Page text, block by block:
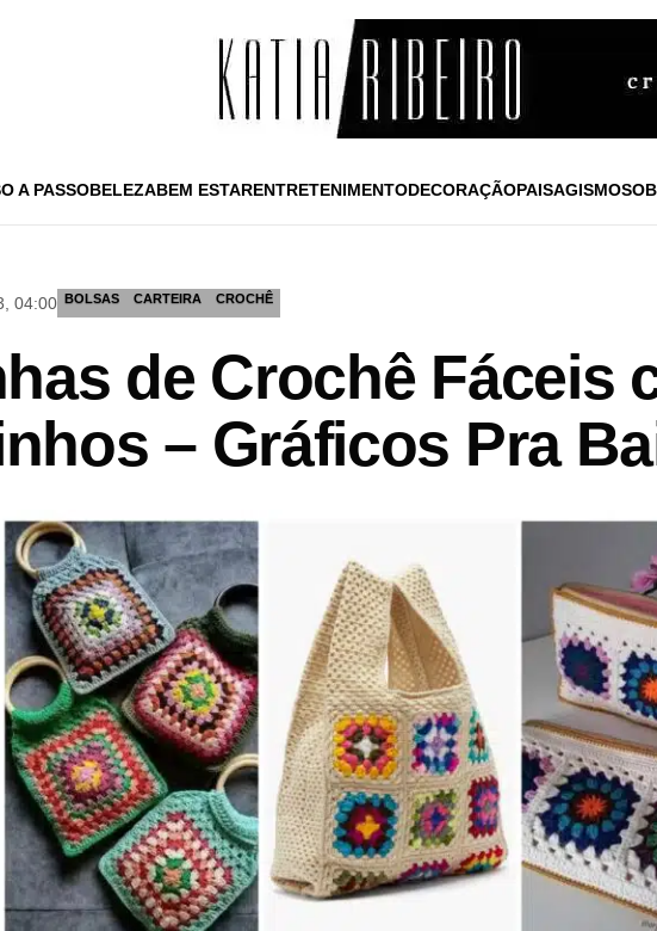
A PASSOBELEZABEM ESTARENTRETENIMENTODECORAÇÃOPAISAGISMO
04:00 BOLSAS CARTEIRA CROCHÊ
de Crochê Fáceis
– Gráficos Pra